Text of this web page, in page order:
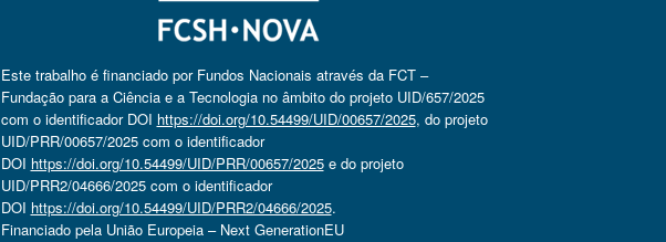
Este trabalho é financiado por Fundos Nacionais através da FCT –
Fundação para a Ciência e a Tecnologia no âmbito do projeto UID/657/2025
com o identificador DOI https://doi.org/10.54499/UID/00657/2025, do projeto
UID/PRR/00657/2025 com o identificador
DOI https://doi.org/10.54499/UID/PRR/00657/2025e do projeto
UID/PRR2/04666/2025 com o identificador
DOI https://doi.org/10.54499/UID/PRR2/04666/2025.
Financiado pela União Europeia – Next GenerationEU